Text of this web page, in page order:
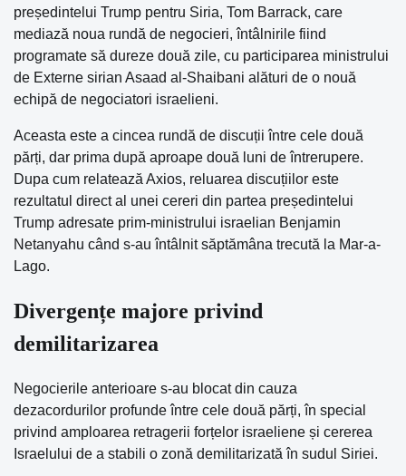
președintelui Trump pentru Siria, Tom Barrack, care
mediază noua rundă de negocieri, întâlnirile fiind
programate să dureze două zile, cu participarea ministrului
de Externe sirian Asaad al-Shaibani alături de o nouă
echipă de negociatori israelieni.
Aceasta este a cincea rundă de discuții între cele două
părți, dar prima după aproape două luni de întrerupere.
Dupa cum relatează Axios, reluarea discuțiilor este
rezultatul direct al unei cereri din partea președintelui
Trump adresate prim-ministrului israelian Benjamin
Netanyahu când s-au întâlnit săptămâna trecută la Mar-a-
Lago.
Divergențe majore privind
demilitarizarea
Negocierile anterioare s-au blocat din cauza
dezacordurilor profunde între cele două părți, în special
privind amploarea retragerii forțelor israeliene și cererea
Israelului de a stabili o zonă demilitarizată în sudul Siriei.